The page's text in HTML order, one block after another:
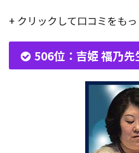
+ クリックして口コミをも
506位：吉姫 福乃先